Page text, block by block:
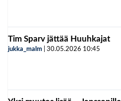
Tim Sparv jättää Huuhkajat
jukka_malm 30.05.2026 10:45